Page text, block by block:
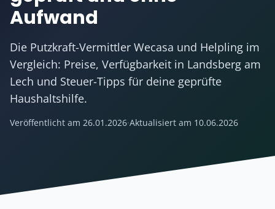
Aufwand
Die Putzkraft-Vermittler Wecasa und Helpling im
Vergleich: Preise, Verfügbarkeit in Landsberg am
Lech und Steuer-Tipps für deine geprüfte
Haushaltshilfe.
Veröffentlicht am 26.01.2026·Aktualisiert am 10.06.2026